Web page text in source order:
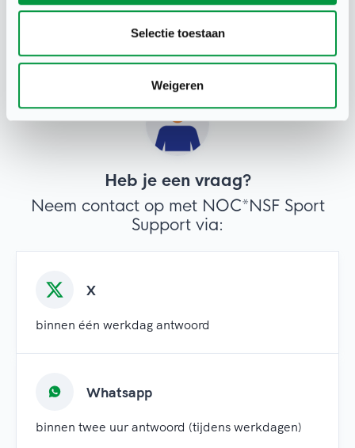
Selectie toestaan
Weigeren
Heb je een vraag?
Neem contact op met NOC*NSF Sport
Support via:
X
binnen één werkdag antwoord
Whatsapp
binnen twee uur antwoord (tijdens werkdagen)